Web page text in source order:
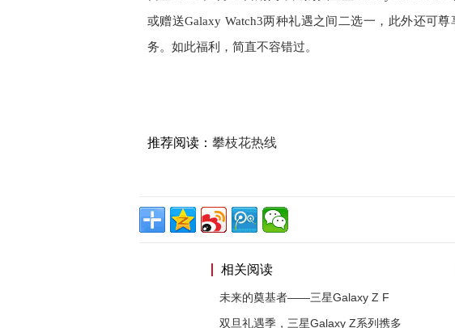
或赠送Galaxy Watch3两种礼遇之间二选一，此外还可
务。如此福利，简直不容错过。
推荐阅读： 攀枝花热线
相关阅读
未来的奠基者——三星Galaxy Z F
双旦礼遇季，三星Galaxy Z系列携多